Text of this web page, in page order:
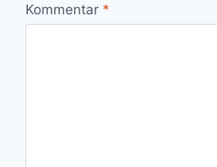
Kommentar *